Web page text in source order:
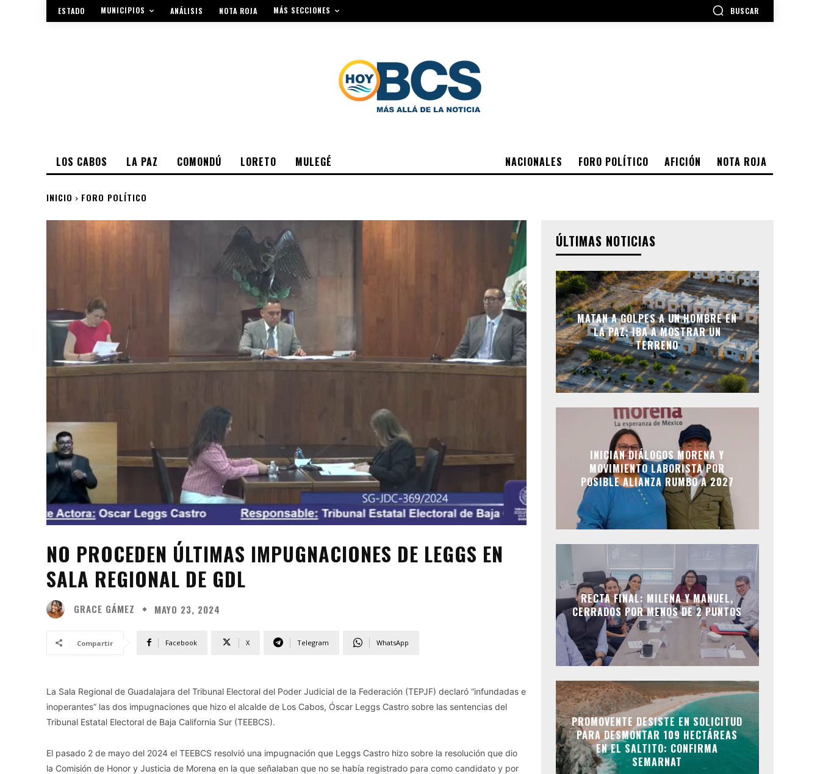
ESTADO MUNICIPIOS ANÁLISIS NOTA ROJA MÁS SECCIONES BUSCAR
NACIONALES FORO POLÍTICO AFICIÓN NOTA ROJA
LOS CABOS LA PAZ COMONDÚ LORETO MULEGÉ
INICIO FORO POLÍTICO
NO PROCEDEN ÚLTIMAS IMPUGNACIONES DE LEGGS EN
SALA REGIONAL DE GDL
GRACE GÁMEZ MAYO 23, 2024
Compartir Facebook X Telegram WhatsApp
La Sala Regional de Guadalajara del Tribunal Electoral del Poder Judicial de la Federación (TEPJF) declaró “infundadas e
inoperantes” las dos impugnaciones que hizo el alcalde de Los Cabos, Óscar Leggs Castro sobre las sentencias del
Tribunal Estatal Electoral de Baja California Sur (TEEBCS).
El pasado 2 de mayo del 2024 el TEEBCS resolvió una impugnación que Leggs Castro hizo sobre la resolución que dio
la Comisión de Honor y Justicia de Morena en la que señalaban que no se había registrado para como candidato y por
ÚLTIMAS NOTICIAS
MATAN A GOLPES A UN HOMBRE EN
LA PAZ; IBA A MOSTRAR UN
TERRENO
INICIAN DIÁLOGOS MORENA Y
MOVIMIENTO LABORISTA POR
POSIBLE ALIANZA RUMBO A 2027
RECTA FINAL: MILENA Y MANUEL,
CERRADOS POR MENOS DE 2 PUNTOS
PROMOVENTE DESISTE EN SOLICITUD
PARA DESMONTAR 109 HECTÁREAS
EN EL SALTITO: CONFIRMA
SEMARNAT